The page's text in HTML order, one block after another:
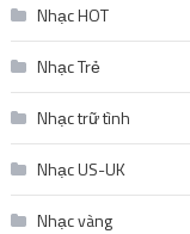
Nhạc HOT
Nhạc Trẻ
Nhạc trữ tình
Nhạc US-UK
Nhạc vàng